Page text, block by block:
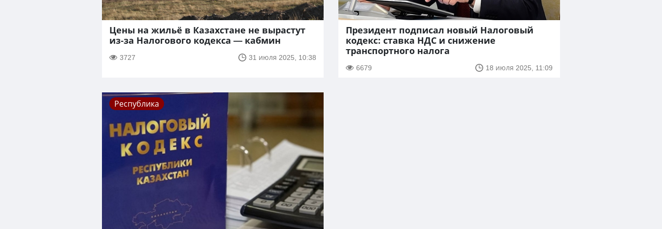
Цены на жильё в Казахстане не вырастут
из-за Налогового кодекса — кабмин
3727 31 июля 2025, 10:38
Президент подписал новый Налоговый
кодекс: ставка НДС и снижение
транспортного налога
6679 18 июля 2025, 11:09
Республика